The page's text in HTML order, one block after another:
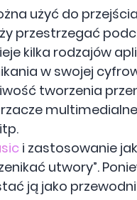
użyć do
przestrzegać
kilka rodzajów
w swojej
tworzenia
i zastosowanie
utwory”.
ją jako